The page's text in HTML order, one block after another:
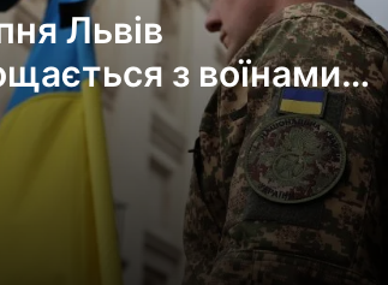
Львів
з воїнами
Слєпком та
Березком